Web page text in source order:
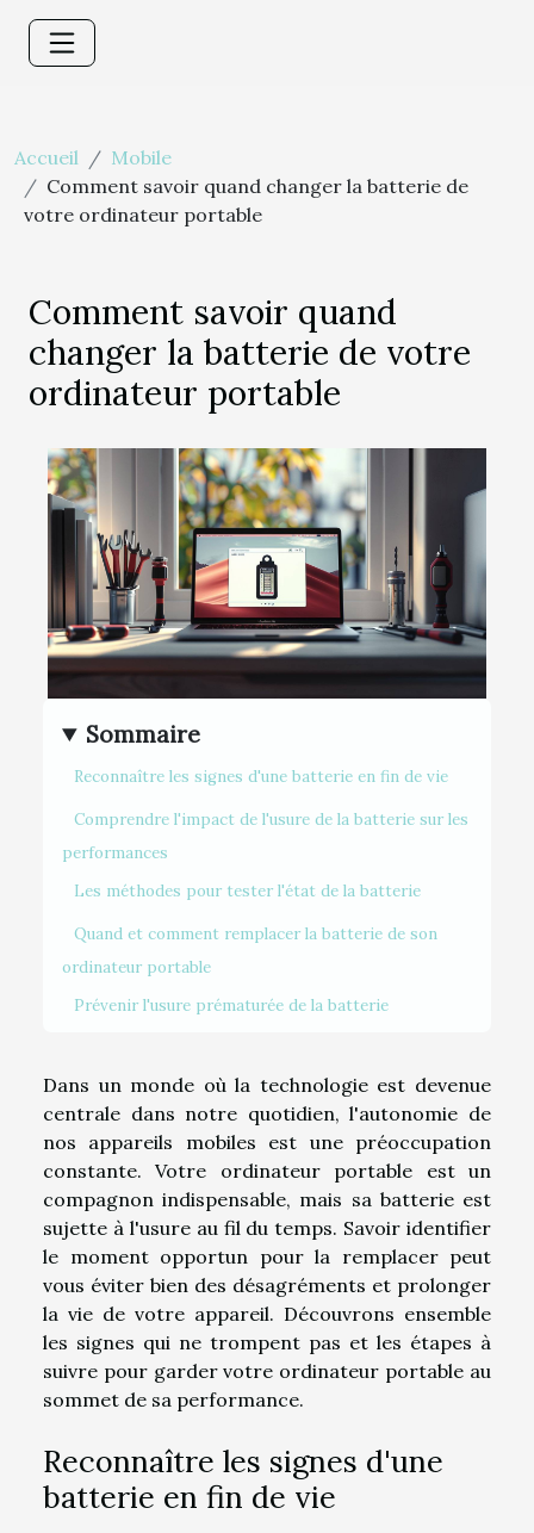
Accueil
Mobile
Comment savoir quand changer la batterie de
votre ordinateur portable
Comment savoir quand
changer la batterie de votre
ordinateur portable
Sommaire
Reconnaître les signes d'une batterie en fin de vie
Comprendre l'impact de l'usure de la batterie sur les
performances
Les méthodes pour tester l'état de la batterie
Quand et comment remplacer la batterie de son
ordinateur portable
Prévenir l'usure prématurée de la batterie
Dans un monde où la technologie est devenue
centrale dans notre quotidien, l'autonomie de
nos appareils mobiles est une préoccupation
constante. Votre ordinateur portable est un
compagnon indispensable, mais sa batterie est
sujette à l'usure au fil du temps. Savoir identifier
le moment opportun pour la remplacer peut
vous éviter bien des désagréments et prolonger
la vie de votre appareil. Découvrons ensemble
les signes qui ne trompent pas et les étapes à
suivre pour garder votre ordinateur portable au
sommet de sa performance.
Reconnaître les signes d'une
batterie en fin de vie